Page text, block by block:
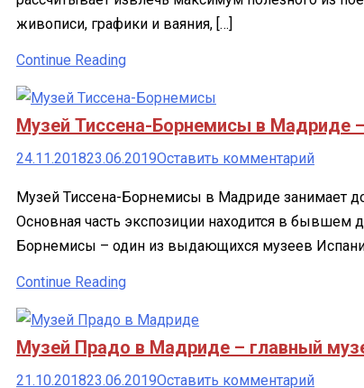
в
гостей
города
живописи, графики и ваяния, […]
Continue Reading
Музей Тиссена-Борнемисы в Мадриде
24.11.201823.06.2019Оставить комментарийк
лучших
музеев
Музей Тиссена-Борнемисы в Мадриде занимает
Основная часть экспозиции находится в бывшем
Борнемисы – один из выдающихся музеев
Continue Reading
Музей Прадо в Мадриде – главный
21.10.201823.06.2019Оставить комментарийк